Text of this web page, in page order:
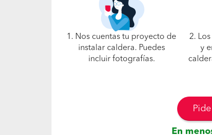
1. Nos cuentas tu proyecto de
instalar caldera. Puedes
incluir fotografías.
2.
y
En